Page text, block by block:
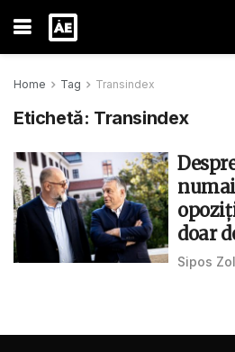
Home Tag Transindex
Etichetă: Transindex
doar
Sipos